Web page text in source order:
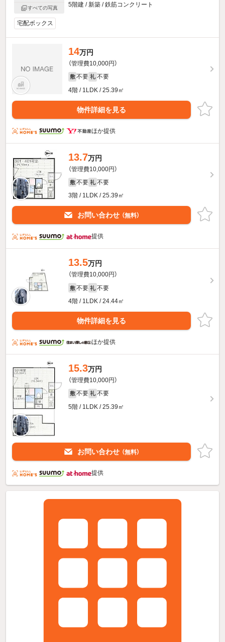
すべての写真
5階建 / 新築 / 鉄筋コンクリート
宅配ボックス
14万円
（管理費10,000円）
敷 不要 礼 不要
4階 / 1LDK / 25.39㎡
物件詳細を見る
ほか提供
13.7万円
（管理費10,000円）
敷 不要 礼 不要
3階 / 1LDK / 25.39㎡
お問い合わせ （無料）
提供
13.5万円
（管理費10,000円）
敷 不要 礼 不要
4階 / 1LDK / 24.44㎡
物件詳細を見る
ほか提供
15.3万円
（管理費10,000円）
敷 不要 礼 不要
5階 / 1LDK / 25.39㎡
お問い合わせ （無料）
提供